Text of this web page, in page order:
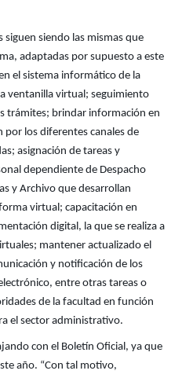
siguen siendo las mismas que
adaptadas por supuesto a este
el sistema informático de la
ventanilla virtual; seguimiento
trámites; brindar información en
por los diferentes canales de
asignación de tareas y
dependiente de Despacho
y Archivo que desarrollan
virtual; capacitación en
digital, la que se realiza a
mantener actualizado el
y notificación de los
entre otras tareas o
de la facultad en función
el sector administrativo.
con el Boletín Oficial, ya que
año. “Con tal motivo,